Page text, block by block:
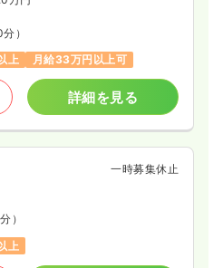
）
上 月給33万円以上可
詳細を見る
一時募集休止
）
上